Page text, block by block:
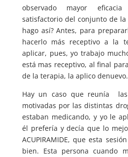
observado mayor
satisfactorio del conjunto de
hago así? Antes, para
hacerlo más receptivo a la
aplicar, pues, yo trabajo
está mas receptivo, al final
de la terapia, la aplico denuevo.
Hay un caso que reunía las
motivadas por las distintas
estaban medicando, y yo le
él prefería y decía que lo
ACUPIRAMIDE, que esta
bien. Esta persona cuando